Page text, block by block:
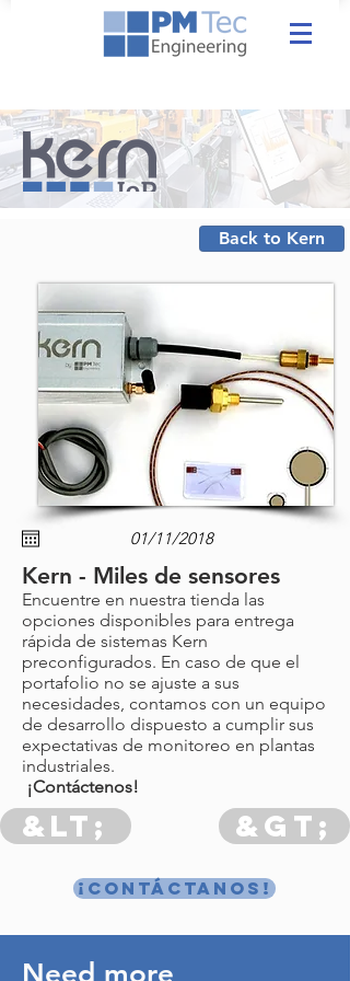
Back to Kern
Kern - Miles de sensores
Encuentre en nuestra tienda las
opciones disponibles para entrega
rápida de sistemas Kern
preconfigurados. En caso de que el
portafolio no se ajuste a sus
necesidades, contamos con un equipo
de desarrollo dispuesto a cumplir sus
expectativas de monitoreo en plantas
industriales.
¡Contáctenos!
&lt; &gt;
¡Contáctanos!
Need more